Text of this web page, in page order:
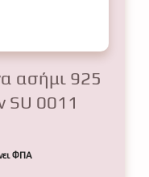
ασήμι 925
SU 0011
ΦΠΑ